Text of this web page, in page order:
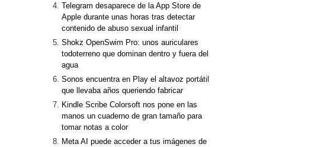
Telegram desaparece de la App Store de
Apple durante unas horas tras detectar
contenido de abuso sexual infantil
Shokz OpenSwim Pro: unos auriculares
todoterreno que dominan dentro y fuera del
agua
Sonos encuentra en Play el altavoz portátil
que llevaba años queriendo fabricar
Kindle Scribe Colorsoft nos pone en las
manos un cuaderno de gran tamaño para
tomar notas a color
Meta AI puede acceder a tus imágenes de